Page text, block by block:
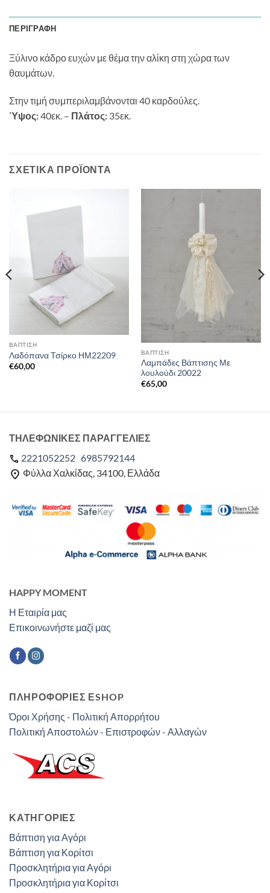
ΠΕΡΙΓΡΑΦΉ
Ξύλινο κάδρο ευχών με θέμα την αλίκη στη χώρα των
θαυμάτων.
Στην τιμή συμπεριλαμβάνονται 40 καρδούλες.
Ύψος:40εκ. – Πλάτος: 35εκ.
ΣΧΕΤΙΚΆ ΠΡΟΪΌΝΤΑ
ΒΑΠΤΙΣΗ
Λαδόπανα Τσίρκο ΗΜ22209
€60,00
ΒΑΠΤΙΣΗ
Λαμπάδες Βάπτισης Με
λουλούδι 20022
€65,00
HAPPY MOMENT
Η Εταιρία μας
Επικοινωνήστε μαζί μας
ΠΛΗΡΟΦΟΡΙΕΣ ΕSHOP
Όροι Χρήσης - Πολιτική Απορρήτου
Πολιτική Αποστολών - Επιστροφών - Αλλαγών
ΤΗΛΕΦΩΝΙΚΕΣ ΠΑΡΑΓΓΕΛΙΕΣ
2221052252 6985792144
Φύλλα Χαλκίδας, 34100, Ελλάδα
ΚΑΤΗΓΟΡΊΕΣ
Βάπτιση για Αγόρι
Βάπτιση για Κορίτσι
Προσκλητήρια για Αγόρι
Προσκλητήρια για Κορίτσι